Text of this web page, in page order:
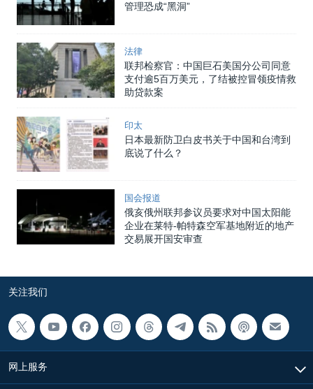
管理恐成“黑洞”
法律
联邦检察官：中国巨石美国分公司同意
支付逾5百万美元，了结被控冒领疫情救
助贷款案
印太
日本最新防卫白皮书关于中国和台湾到
底说了什么？
国会报道
俄亥俄州联邦参议员要求对中国太阳能
企业在莱特-帕特森空军基地附近的地产
交易展开国安审查
关注我们
网上服务